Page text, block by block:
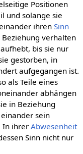
Positionen
und solange sie
ihren Sinn
verhalten
bis sie nur
gestorben, in
aufgegangen ist.
als Teile eines
abhängen
in Beziehung
sein
In ihrer Abwesenheit
Sinn nicht nur